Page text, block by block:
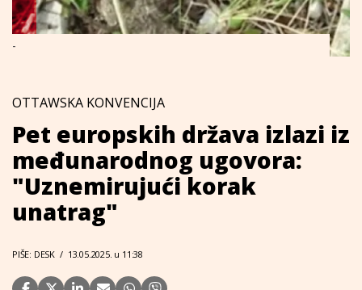
-
OTTAWSKA KONVENCIJA
Pet europskih država izlazi iz
međunarodnog ugovora:
"Uznemirujući korak
unatrag"
PIŠE: DESK / 13.05.2025. u 11:38